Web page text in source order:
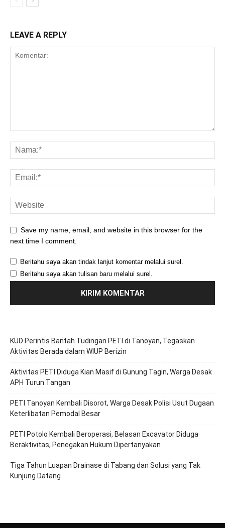
LEAVE A REPLY
Save my name, email, and website in this browser for the
next time I comment.
Beritahu saya akan tindak lanjut komentar melalui surel.
Beritahu saya akan tulisan baru melalui surel.
KUD Perintis Bantah Tudingan PETI di Tanoyan, Tegaskan
Aktivitas Berada dalam WIUP Berizin
Aktivitas PETI Diduga Kian Masif di Gunung Tagin, Warga Desak
APH Turun Tangan
PETI Tanoyan Kembali Disorot, Warga Desak Polisi Usut Dugaan
Keterlibatan Pemodal Besar
PETI Potolo Kembali Beroperasi, Belasan Excavator Diduga
Beraktivitas, Penegakan Hukum Dipertanyakan
Tiga Tahun Luapan Drainase di Tabang dan Solusi yang Tak
Kunjung Datang